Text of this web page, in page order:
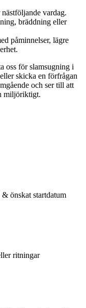
vardag.
bräddning eller
påminnelser, lägre
oss för slamsugning i
skicka en förfrågan
och ser till att
miljöriktigt.
önskat startdatum
ritningar